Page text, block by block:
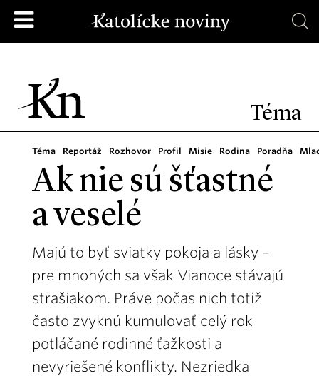
Téma
Téma Reportáž Rozhovor Profil Misie Rodina Poradňa
Ak nie sú šťastné
a veselé
Majú to byť sviatky pokoja a lásky –
pre mnohých sa však Vianoce stávajú
strašiakom. Práve počas nich totiž
často zvyknú kumulovať celý rok
potláčané rodinné ťažkosti a
nevyriešené konflikty. Nezriedka